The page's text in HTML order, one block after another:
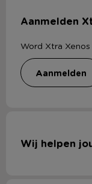
Aanmelden
Word Xtra
aanmelden
Wij helpen